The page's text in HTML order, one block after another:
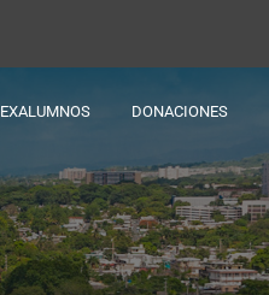
EXALUMNOS DONACIONES